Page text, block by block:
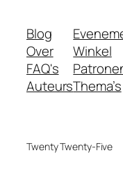
Blog
Over
FAQ's
Auteurs
Winkel
Thema’s
Twenty Twenty-Five